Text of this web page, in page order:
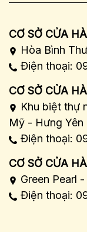
CƠ SỞ CỬA
Hòa Bình
Điện thoại:
CƠ SỞ CỬA
Khu biệt thự
Mỹ - Hưng Yên
Điện thoại:
CƠ SỞ CỬA
Green Pearl
Điện thoại: